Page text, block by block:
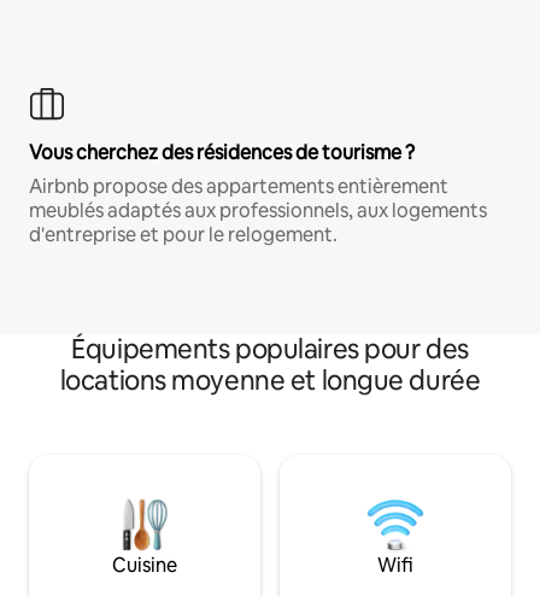
Vous cherchez des résidences de tourisme ?
Airbnb propose des appartements entièrement
meublés adaptés aux professionnels, aux logements
d'entreprise et pour le relogement.
Équipements populaires pour des
locations moyenne et longue durée
Cuisine Wifi